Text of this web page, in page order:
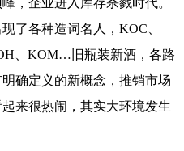
企业进入库存杀戮时代。
了各种造词名人，KOC、
、KOM…旧瓶装新酒，各路
确定义的新概念，推销市场
来很热闹，其实大环境发生